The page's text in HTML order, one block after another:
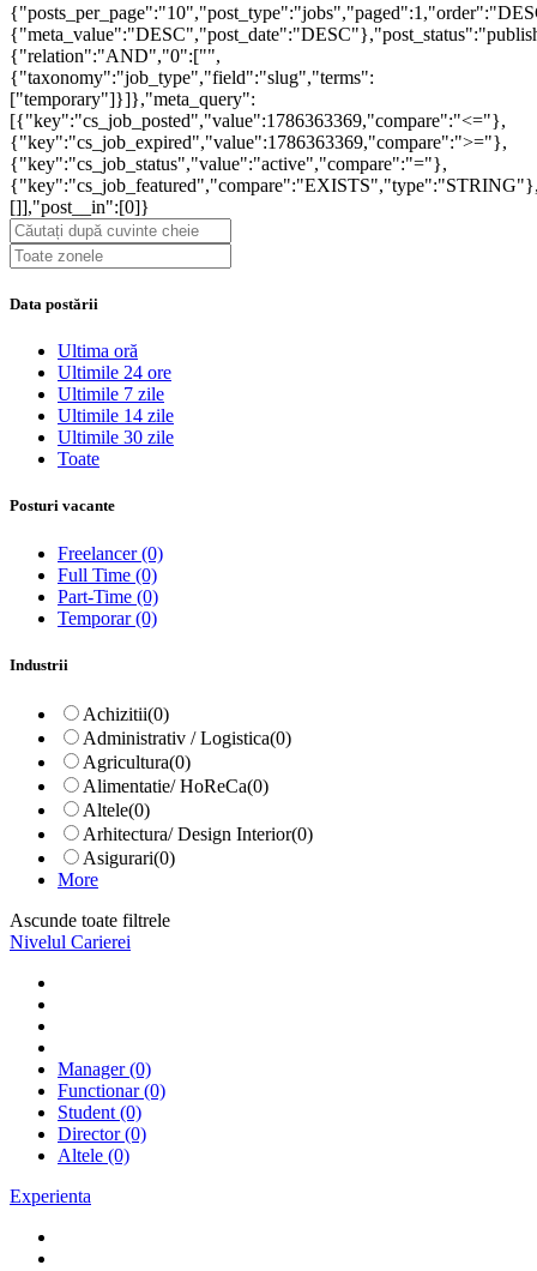
{"relation":"AND","0":["",
{"taxonomy":"job_type","field":"slug","terms":
["temporary"]}]},"meta_query":
[{"key":"cs_job_posted","value":1786363369,"compare":"<="},
{"key":"cs_job_expired","value":1786363369,"compare":">="},
{"key":"cs_job_status","value":"active","compare":"="},
[]],"post__in":[0]}
Data postării
Ultima oră
Ultimile 24 ore
Ultimile 7 zile
Ultimile 14 zile
Ultimile 30 zile
Toate
Posturi vacante
Freelancer(0)
Full Time (0)
Part-Time (0)
Temporar(0)
Industrii
Achizitii(0)
Administrativ / Logistica(0)
Agricultura(0)
Alimentatie/ HoReCa(0)
Altele(0)
Arhitectura/ Design Interior(0)
Asigurari(0)
More
Ascunde toate filtrele
Nivelul Carierei
Manager(0)
Functionar(0)
Student (0)
Director(0)
Altele (0)
Experienta